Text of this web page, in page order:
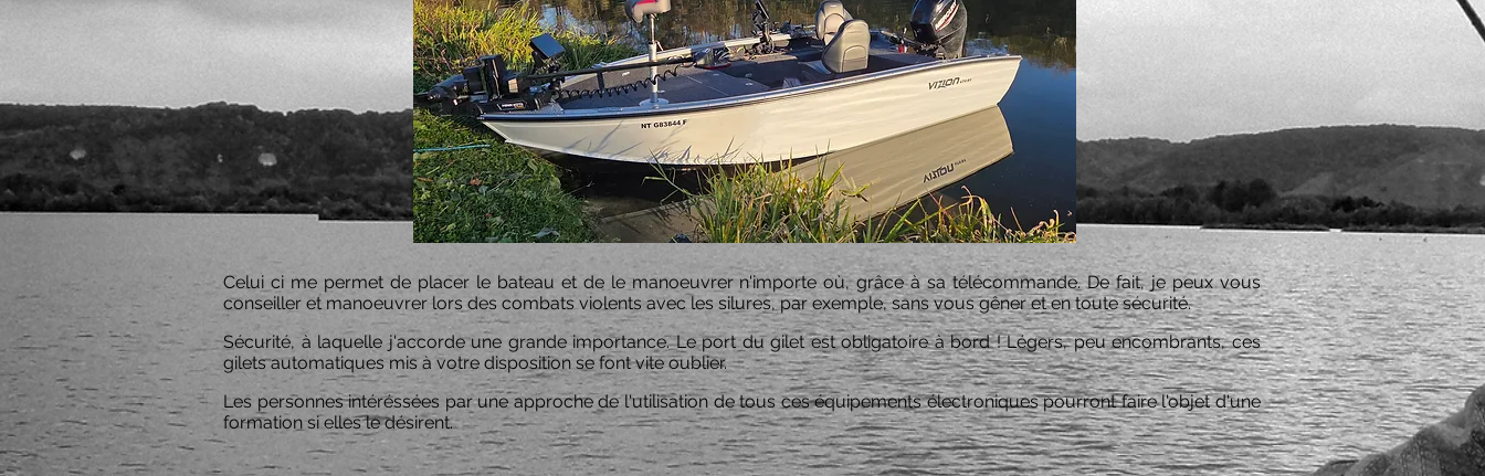
Celui ci me permet de placer le bateau et de le manoeuvrer n'importe où, grâce à sa télécommande. De fait, je peux vous
conseiller et manoeuvrer lors des combats violents avec les silures, par exemple, sans vous gêner et en toute sécurité.
Sécurité, à laquelle j'accorde une grande importance. Le port du gilet est obligatoire à bord ! Légers, peu encombrants, ces
gilets automatiques mis à votre disposition se font vite oublier.
Les personnes intéréssées par une approche de l'utilisation de tous ces équipements électroniques pourront faire l'objet d'une
formation si elles le désirent.